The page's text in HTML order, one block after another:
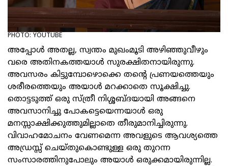
PHOTO: YOUTUBE
അപ്പോള്‍ അതല്ല, സ്വന്തം മുഖംമൂടി അഴിഞ്ഞുവീഴും
വരെ അതിനകത്തയാള്‍ സുരക്ഷിതനായിരുന്നു.
അവസരം കിട്ടുമ്പോഴൊക്കെ തന്റെ പ്രണയത്തെയും
ശരീരത്തെയും അയാള്‍ മറക്കാതെ സൂക്ഷിച്ചു.
തൊട്ടടുത്ത് ഒരു സ്ത്രീ നിശ്ശബ്ദയായി അങ്ങനെ
അവസാനിച്ചു പോകട്ടെയെന്നയാള്‍ ഒരു
മനസ്സാക്ഷിക്കുത്തുമില്ലാതെ തീരുമാനിച്ചിരുന്നു.
വിവാഹമോചനം വേണമെന്ന അവളുടെ ആവശ്യത്തെ
അഡ്രസ്സ് ചെയ്തുകൊണ്ടുള്ള ഒരു തുറന്ന
സംസാരത്തിനുപോലും അയാള്‍ ഒരുക്കമായിരുന്നില്ല.